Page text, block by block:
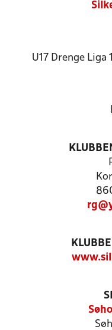
U17 Drenge